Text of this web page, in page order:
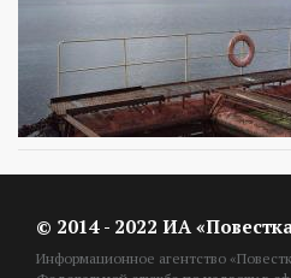
© 2014 - 2022 ИА
Информационное агентство